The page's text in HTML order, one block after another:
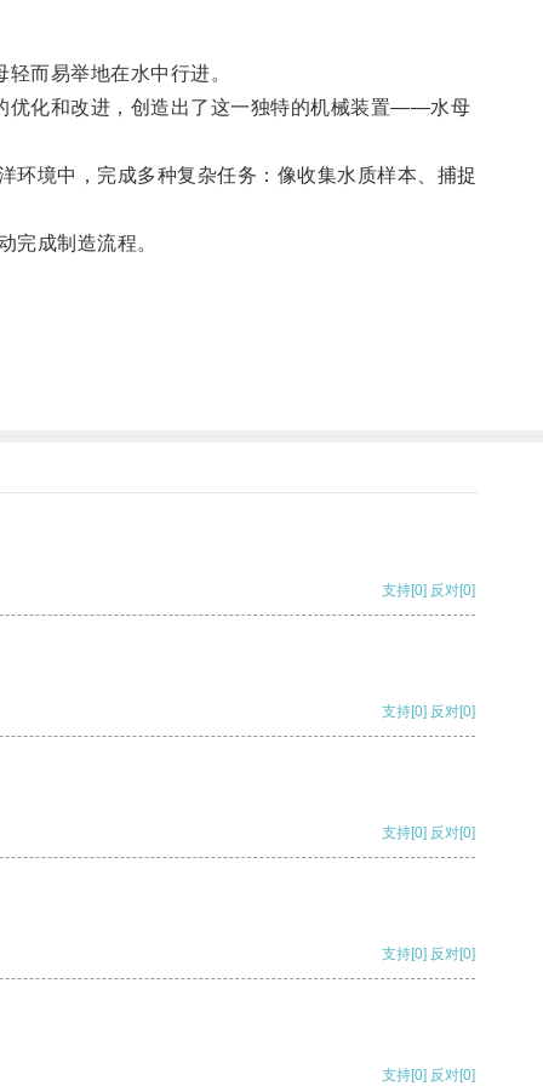
而易举地在水中行进。
优化和改进，创造出了这一独特的机械装置——水母
境中，完成多种复杂任务：像收集水质样本、捕捉
成制造流程。
支持[0] 反对[0]
支持[0] 反对[0]
支持[0] 反对[0]
支持[0] 反对[0]
支持[0] 反对[0]